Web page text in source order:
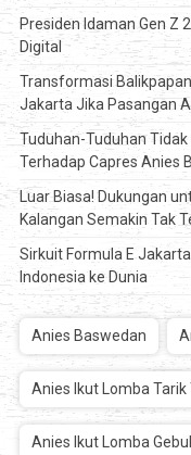
Presiden Idaman Gen Z
Digital
Transformasi
Jakarta Jika Pasangan
Tuduhan-Tuduhan
Terhadap Capres Anies
Luar Biasa! Dukungan
Kalangan Semakin Tak
Sirkuit Formula E
Indonesia ke Dunia
Anies Baswedan
Anies Ikut Lomba Tarik
Anies Ikut Lomba